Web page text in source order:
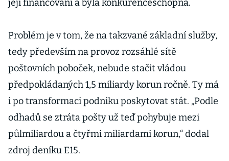
její financování a byla konkurenceschopná.
Problém je v tom, že na takzvané základní služby,
tedy především na provoz rozsáhlé sítě
poštovních poboček, nebude stačit vládou
předpokládaných 1,5 miliardy korun ročně. Ty má
i po transformaci podniku poskytovat stát. „Podle
odhadů se ztráta pošty už teď pohybuje mezi
půlmiliardou a čtyřmi miliardami korun,“ dodal
zdroj deníku E15.